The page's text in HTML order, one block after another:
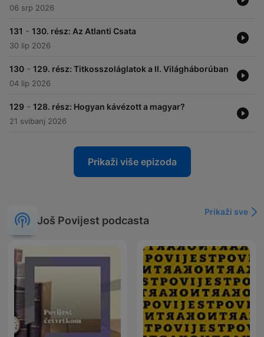
06 srp 2026
131 - 130. rész: Az Atlanti Csata
30 lip 2026
130 - 129. rész: Titkosszoláglatok a II. Világháborúban
04 lip 2026
129 - 128. rész: Hogyan kávézott a magyar?
21 svibanj 2026
Prikaži više epizoda
Još Povijest podcasta
Prikaži sve